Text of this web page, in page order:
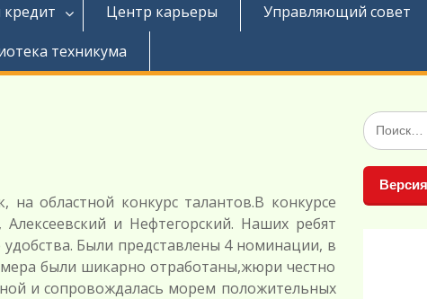
Центр карьеры
Управляющий совет
техникума
на областной конкурс талантов.В конкурсе
и Нефтегорский. Наших ребят
Были представлены 4 номинации, в
были шикарно отработаны,жюри честно
и сопровождалась морем положительных
Поиск
по: